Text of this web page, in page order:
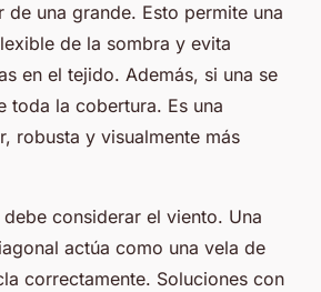
de una grande. Esto permite una
de la sombra y evita
en el tejido. Además, si una se
toda la cobertura. Es una
robusta y visualmente más
considerar el viento. Una
actúa como una vela de
correctamente. Soluciones con